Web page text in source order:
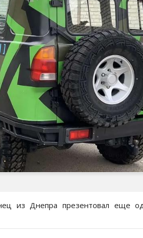
из Днепра презентовал еще